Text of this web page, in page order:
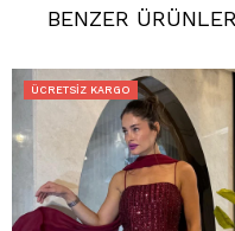
Geri Ödeme:
İadeniz
edilmemektedir.
Hatalı Ürün:Ürünün kusurlu
yenisiyle değişim yapılır,
İade Adresimiz: Kemerkaya
/ Trabzon
BENZER ÜRÜNLER
ÜCRETSIZ KARGO